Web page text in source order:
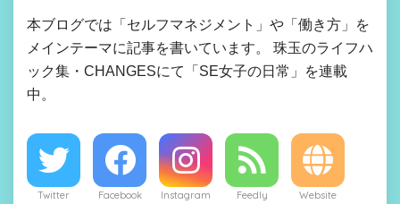
本ブログでは「セルフマネジメント」や「働き方」を
メインテーマに記事を書いています。 珠玉のライフハ
ック集・CHANGESにて「SE女子の日常」を連載
中。
Twitter Facebook Instagram Feedly Website